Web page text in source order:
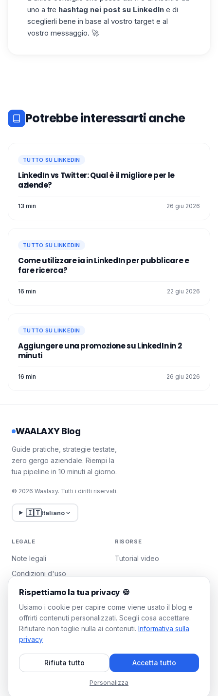
uno a tre hashtag nei post su LinkedIn e di
sceglierli bene in base al vostro target e al
vostro messaggio. 🚀
Potrebbe interessarti anche
TUTTO SU LINKEDIN
LinkedIn vs Twitter: Qual è il migliore per le
aziende?
13 min 26 giu 2026
TUTTO SU LINKEDIN
Come utilizzare ia in LinkedIn per pubblicare e
fare ricerca?
16 min 22 giu 2026
TUTTO SU LINKEDIN
Aggiungere una promozione su LinkedIn in 2
minuti
16 min 26 giu 2026
WAALAXY Blog
Guide pratiche, strategie testate,
zero gergo aziendale. Riempi la
tua pipeline in 10 minuti al giorno.
© 2026 Waalaxy. Tutti i diritti riservati.
🇮🇹Italiano
LEGALE
Note legali
Condizioni d'uso
Politica sulla privacy
Gestisci i cookie
RISORSE
Tutorial video
WAALAXY
Piano Team
Programma di affiliazione
Rispettiamo la tua privacy 🍪
Usiamo i cookie per capire come viene usato il blog e
offrirti contenuti personalizzati. Scegli cosa accettare.
Rifiutare non toglie nulla ai contenuti. Informativa sulla
privacy
Rifiuta tutto Accetta tutto
Personalizza